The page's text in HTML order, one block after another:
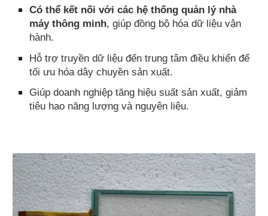
Có thể kết nối với các hệ thống quản lý nhà
máy thông minh, giúp đồng bộ hóa dữ liệu vận
hành.
Hỗ trợ truyền dữ liệu đến trung tâm điều khiển để
tối ưu hóa dây chuyền sản xuất.
Giúp doanh nghiệp tăng hiệu suất sản xuất, giảm
tiêu hao năng lượng và nguyên liệu.